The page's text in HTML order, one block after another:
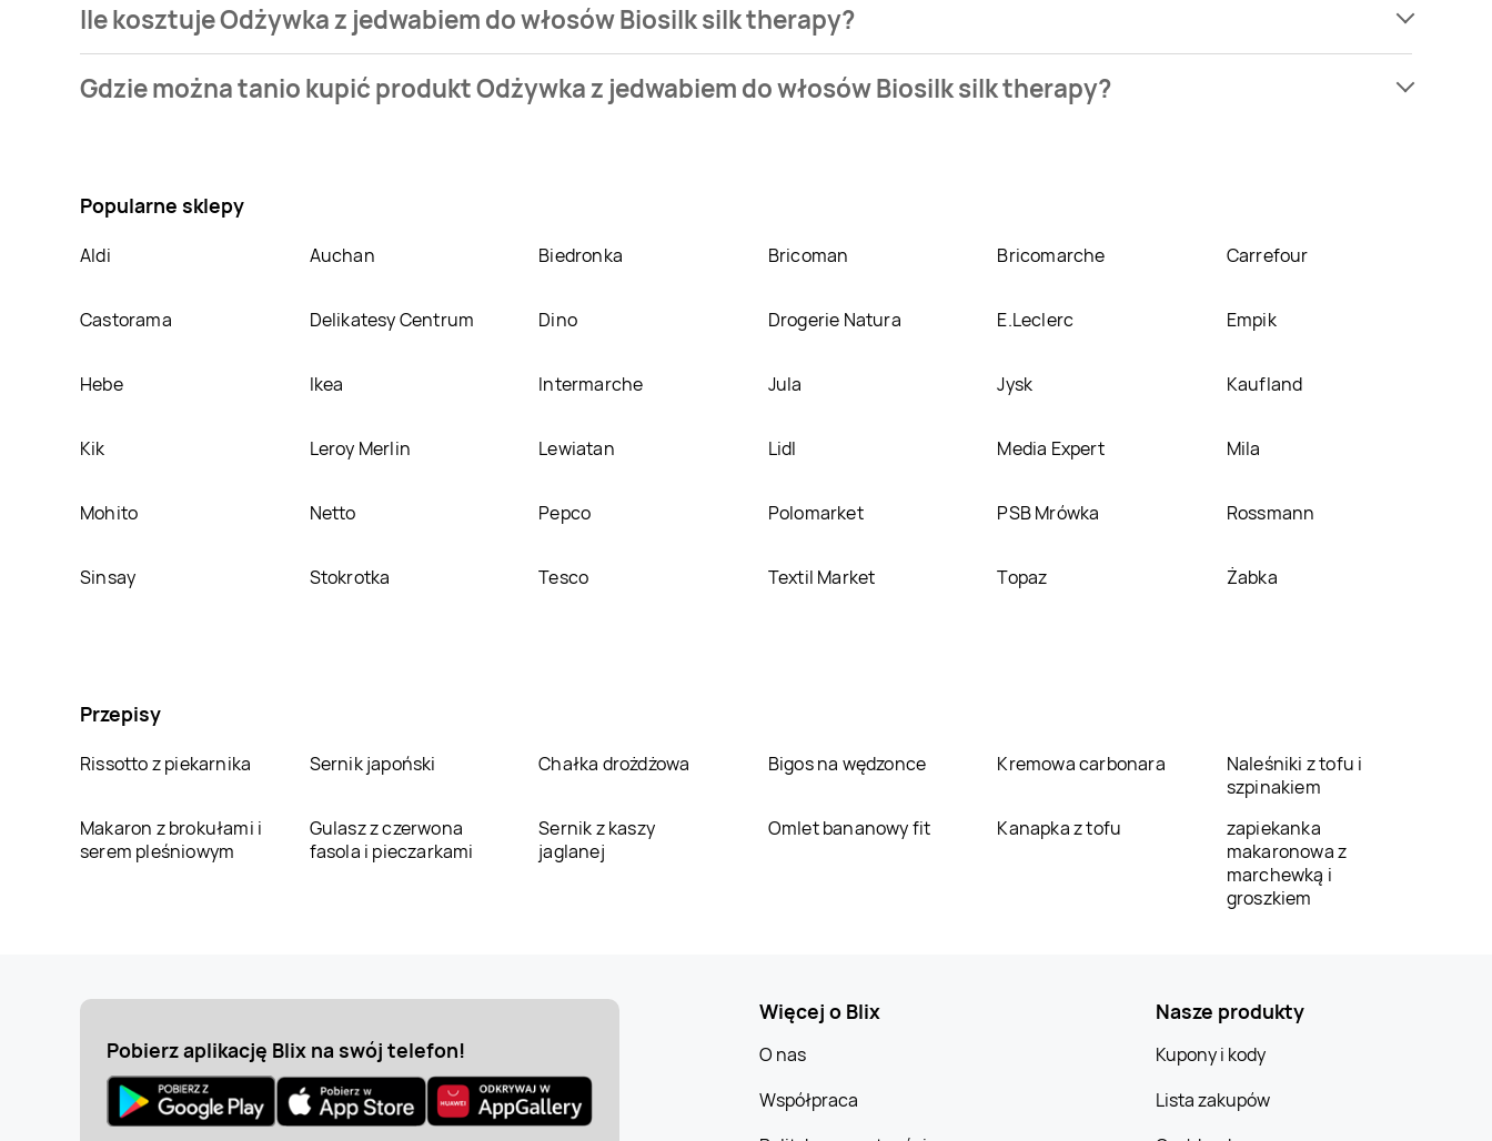
Ile kosztuje Odżywka z jedwabiem do włosów Biosilk silk therapy?
jedwabiem do włosów Biosilk silk therapy kosztuje od 3,49 zł do 4,69 zł.
Gdzie można tanio kupić produkt Odżywka z jedwabiem do włosów Biosilk silk therapy?
Popularne sklepy
Aldi Auchan Biedronka Bricoman Bricomarche Carrefour
Castorama Delikatesy Centrum Dino Drogerie Natura E.Leclerc Empik
Hebe Ikea Intermarche Jula Jysk Kaufland
Kik Leroy Merlin Lewiatan Lidl Media Expert Mila
Mohito Netto Pepco Polomarket PSB Mrówka Rossmann
Sinsay Stokrotka Tesco Textil Market Topaz Żabka
Przepisy
Rissotto z piekarnika Sernik japoński Chałka drożdżowa Bigos na wędzonce Kremowa carbonara
Naleśniki z tofu i
szpinakiem
Makaron z brokułami i
serem pleśniowym
Gulasz z czerwona
fasola i pieczarkami
Sernik z kaszy
jaglanej
Omlet bananowy fit Kanapka z tofu
zapiekanka
makaronowa z
marchewką i
groszkiem
Pobierz aplikację Blix na swój telefon!
Więcej o Blix
O nas
Współpraca
Nasze produkty
Kupony i kody
Lista zakupów